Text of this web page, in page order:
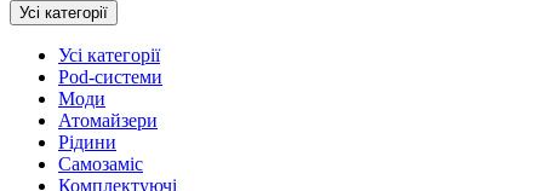
Усі категорії
Усі категорії
Pod-системи
Моди
Атомайзери
Рідини
Самозаміс
Комплектуючі